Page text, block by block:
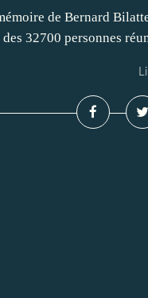
de Bernard
32700 personnes